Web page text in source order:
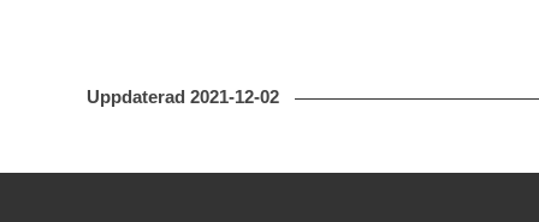
Uppdaterad 2021-12-02